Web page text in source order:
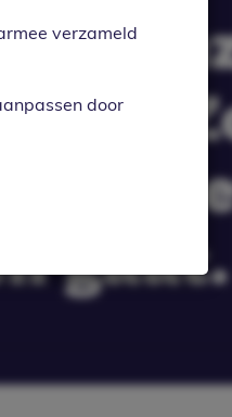
gaat.
verzameld
door